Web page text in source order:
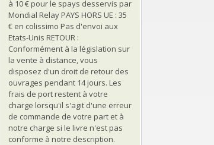
à 10 € pour le spays desservis par
Mondial Relay PAYS HORS UE : 35
€ en colissimo Pas d'envoi aux
Etats-Unis RETOUR :
Conformément à la législation sur
la vente à distance, vous
disposez d'un droit de retour des
ouvrages pendant 14 jours. Les
frais de port restent à votre
charge lorsqu'il s'agit d'une erreur
de commande de votre part et à
notre charge si le livre n'est pas
conforme à notre description.